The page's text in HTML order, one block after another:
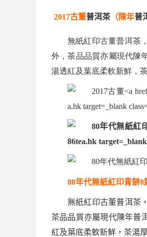
2017古董普洱茶（陳年普
無紙紅印古董普洱茶
外，茶品品質亦屬現代陳
湯透紅及葉底柔軟新鮮，
80年代無紙紅印青餅8
無紙紅印古董普洱茶
茶品品質亦屬現代陳年普
紅及葉底柔軟新鮮，茶湯